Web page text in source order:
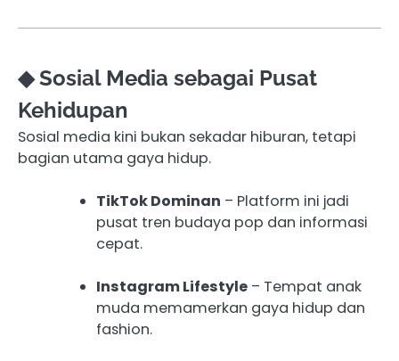
◆ Sosial Media sebagai Pusat
Kehidupan
Sosial media kini bukan sekadar hiburan, tetapi
bagian utama gaya hidup.
TikTok Dominan – Platform ini jadi
pusat tren budaya pop dan informasi
cepat.
Instagram Lifestyle – Tempat anak
muda memamerkan gaya hidup dan
fashion.